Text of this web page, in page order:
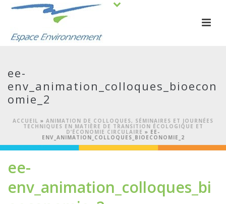
ee-
env_animation_colloques_bioecon
omie_2
ACCUEIL » ANIMATION DE COLLOQUES, SÉMINAIRES ET JOURNÉES
TECHNIQUES EN MATIÈRE DE TRANSITION ÉCOLOGIQUE ET
D’ÉCONOMIE CIRCULAIRE » EE-
ENV_ANIMATION_COLLOQUES_BIOECONOMIE_2
ee-
env_animation_colloques_bi